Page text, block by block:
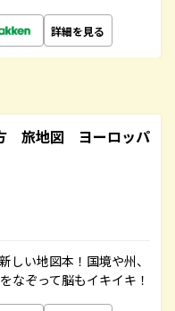
詳細を見る
旅地図 ヨーロッパ
しい地図本！国境や州、
なぞって脳もイキイキ！